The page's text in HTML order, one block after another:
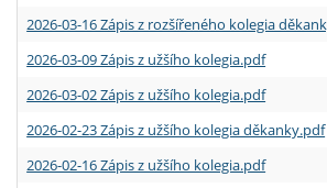
2026-03-16 Zápis z rozšířeného kolegia
2026-03-09 Zápis z užšího kolegia.pdf
2026-03-02 Zápis z užšího kolegia.pdf
2026-02-23 Zápis z užšího kolegia děkanky.pdf
2026-02-16 Zápis z užšího kolegia.pdf